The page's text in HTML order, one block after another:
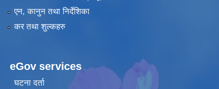
एन, कानुन तथा निर्देशिका
कर तथा शुल्कहरु
eGov services
घटना दर्ता